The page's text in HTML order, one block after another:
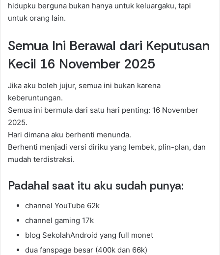
hidupku berguna bukan hanya untuk keluargaku, tapi
untuk orang lain.
Semua Ini Berawal dari Keputusan
Kecil 16 November 2025
Jika aku boleh jujur, semua ini bukan karena
keberuntungan.
Semua ini bermula dari satu hari penting: 16 November
2025.
Hari dimana aku berhenti menunda.
Berhenti menjadi versi diriku yang lembek, plin-plan, dan
mudah terdistraksi.
Padahal saat itu aku sudah punya:
channel YouTube 62k
channel gaming 17k
blog SekolahAndroid yang full monet
dua fanspage besar (400k dan 66k)